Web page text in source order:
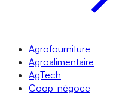
Agrofourniture
Agroalimentaire
AgTech
Coop-négoce